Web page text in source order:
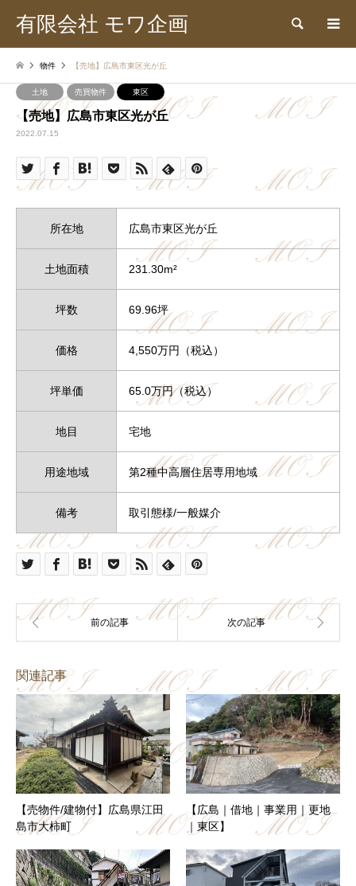
有限会社 モワ企画 検索
物件 【売地】広島市東区光が丘
土地 売買物件 東区
【売地】広島市東区光が丘
2022.07.15
所在地 広島市東区光が丘
土地面積 231.30m²
坪数 69.96坪
価格 4,550万円（税込）
坪単価 65.0万円（税込）
地目 宅地
用途地域 第2種中高層住居専用地域
備考 取引態様/一般媒介
関連記事
【売物件/建物付】広島県江田
島市大柿町
【広島｜借地｜事業用｜更地
｜東区】